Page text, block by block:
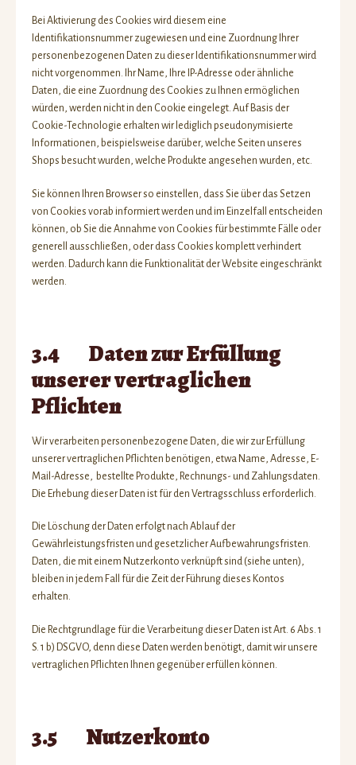
Bei Aktivierung des Cookies wird diesem eine
Identifikationsnummer zugewiesen und eine Zuordnung Ihrer
personenbezogenen Daten zu dieser Identifikationsnummer wird
nicht vorgenommen. Ihr Name, Ihre IP-Adresse oder ähnliche
Daten, die eine Zuordnung des Cookies zu Ihnen ermöglichen
würden, werden nicht in den Cookie eingelegt. Auf Basis der
Cookie-Technologie erhalten wir lediglich pseudonymisierte
Informationen, beispielsweise darüber, welche Seiten unseres
Shops besucht wurden, welche Produkte angesehen wurden, etc.
Sie können Ihren Browser so einstellen, dass Sie über das Setzen
von Cookies vorab informiert werden und im Einzelfall entscheiden
können, ob Sie die Annahme von Cookies für bestimmte Fälle oder
generell ausschließen, oder dass Cookies komplett verhindert
werden. Dadurch kann die Funktionalität der Website eingeschränkt
werden.
3.4 Daten zur Erfüllung
unserer vertraglichen
Pflichten
Wir verarbeiten personenbezogene Daten, die wir zur Erfüllung
unserer vertraglichen Pflichten benötigen, etwa Name, Adresse, E-
Mail-Adresse, bestellte Produkte, Rechnungs- und Zahlungsdaten.
Die Erhebung dieser Daten ist für den Vertragsschluss erforderlich.
Die Löschung der Daten erfolgt nach Ablauf der
Gewährleistungsfristen und gesetzlicher Aufbewahrungsfristen.
Daten, die mit einem Nutzerkonto verknüpft sind (siehe unten),
bleiben in jedem Fall für die Zeit der Führung dieses Kontos
erhalten.
Die Rechtgrundlage für die Verarbeitung dieser Daten ist Art. 6 Abs. 1
S. 1 b) DSGVO, denn diese Daten werden benötigt, damit wir unsere
vertraglichen Pflichten Ihnen gegenüber erfüllen können.
3.5 Nutzerkonto